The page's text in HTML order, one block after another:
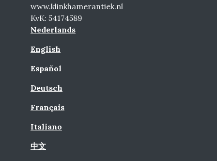
www.klinkhamerantiek.nl
KvK: 54174589
Nederlands
English
Español
Deutsch
Français
Italiano
中文